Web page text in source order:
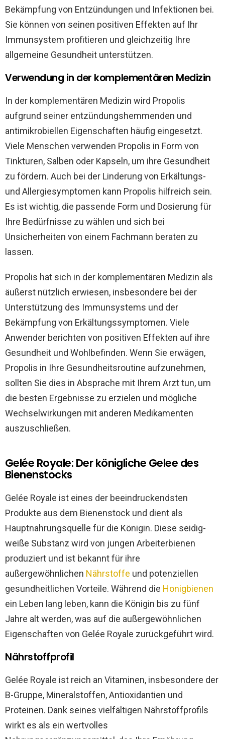
Bekämpfung von Entzündungen und Infektionen bei.
Sie können von seinen positiven Effekten auf Ihr
Immunsystem profitieren und gleichzeitig Ihre
allgemeine Gesundheit unterstützen.
Verwendung in der komplementären Medizin
In der komplementären Medizin wird Propolis
aufgrund seiner entzündungshemmenden und
antimikrobiellen Eigenschaften häufig eingesetzt.
Viele Menschen verwenden Propolis in Form von
Tinkturen, Salben oder Kapseln, um ihre Gesundheit
zu fördern. Auch bei der Linderung von Erkältungs-
und Allergiesymptomen kann Propolis hilfreich sein.
Es ist wichtig, die passende Form und Dosierung für
Ihre Bedürfnisse zu wählen und sich bei
Unsicherheiten von einem Fachmann beraten zu
lassen.
Propolis hat sich in der komplementären Medizin als
äußerst nützlich erwiesen, insbesondere bei der
Unterstützung des Immunsystems und der
Bekämpfung von Erkältungssymptomen. Viele
Anwender berichten von positiven Effekten auf ihre
Gesundheit und Wohlbefinden. Wenn Sie erwägen,
Propolis in Ihre Gesundheitsroutine aufzunehmen,
sollten Sie dies in Absprache mit Ihrem Arzt tun, um
die besten Ergebnisse zu erzielen und mögliche
Wechselwirkungen mit anderen Medikamenten
auszuschließen.
Gelée Royale: Der königliche Gelee des
Bienenstocks
Gelée Royale ist eines der beeindruckendsten
Produkte aus dem Bienenstock und dient als
Hauptnahrungsquelle für die Königin. Diese seidig-
weiße Substanz wird von jungen Arbeiterbienen
produziert und ist bekannt für ihre
außergewöhnlichen Nährstoffe und potenziellen
gesundheitlichen Vorteile. Während die Honigbienen
ein Leben lang leben, kann die Königin bis zu fünf
Jahre alt werden, was auf die außergewöhnlichen
Eigenschaften von Gelée Royale zurückgeführt wird.
Nährstoffprofil
Gelée Royale ist reich an Vitaminen, insbesondere der
B-Gruppe, Mineralstoffen, Antioxidantien und
Proteinen. Dank seines vielfältigen Nährstoffprofils
wirkt es als ein wertvolles